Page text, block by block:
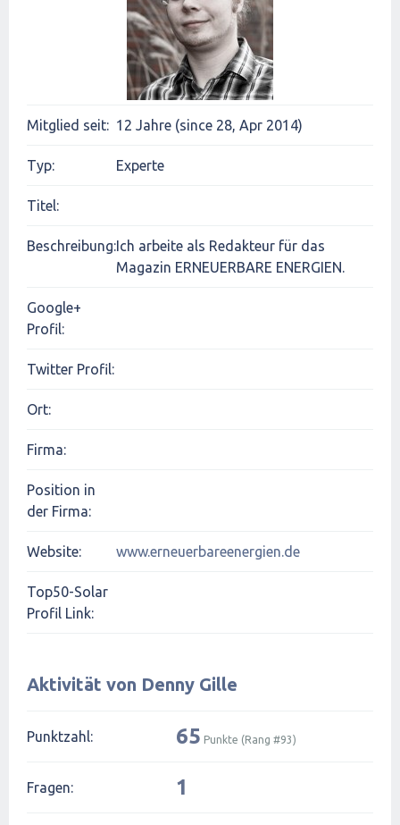
Mitglied seit: 12 Jahre (since 28, Apr 2014)
Typ: Experte
Titel:
Beschreibung:Ich arbeite als Redakteur für das
Magazin ERNEUERBARE ENERGIEN.
Google+
Profil:
Twitter Profil:
Ort:
Firma:
Position in
der Firma:
Website: www.erneuerbareenergien.de
Top50-Solar
Profil Link:
Aktivität von Denny Gille
Punktzahl: 65 Punkte (Rang #93)
Fragen: 1